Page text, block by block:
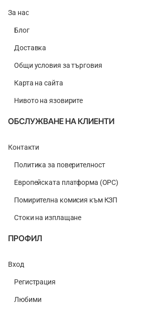
За нас
Блог
Доставка
Общи условия за търговия
Карта на сайта
Нивото на язовирите
ОБСЛУЖВАНЕ НА КЛИЕНТИ
Контакти
Политика за поверителност
Европейската платформа (ОРС)
Помирителна комисия към КЗП
Стоки на изплащане
ПРОФИЛ
Вход
Регистрация
Любими